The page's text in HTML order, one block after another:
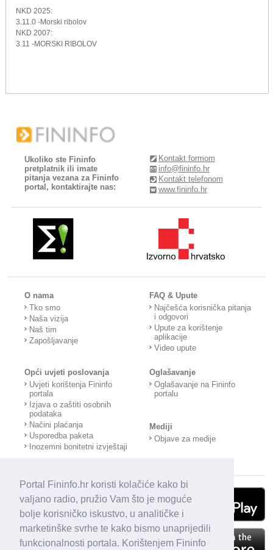
Portal Fininfo.hr koristi kolačiće kako bi
valjano radio, pružio Vam što je moguće
bolje korisničko iskustvo, u analitičke i
marketinške svrhe te kako bismo unaprijedili
funkcionalnosti portala. Korištenjem Fininfo
NKD 2025:
3.11.0 -Morski ribolov
NKD 2007:
3.11 -MORSKI RIBOLOV
Ukoliko ste Fininfo
pretplatnik ili imate
pitanja vezana za Fininfo
portal, kontaktirajte nas:
Kontakt formom
info@fininfo.hr
Kontakt telefonom
www.fininfo.hr
O nama
Tko smo
Naša vizija
Naš tim
Zapošljavanje
FAQ & Upute
Najčešća korisnička pitanja
i odgovori
Upute za korištenje
aplikacije
Video upute
Opći uvjeti poslovanja
Uvjeti korištenja Fininfo
portala
Izjava o zaštiti osobnih
podataka
Načini plaćanja
Usporedba paketa
Inozemni bonitetni izvještaji
Oglašavanje
Oglašavanje na Fininfo
portalu
Mediji
Objave za medije